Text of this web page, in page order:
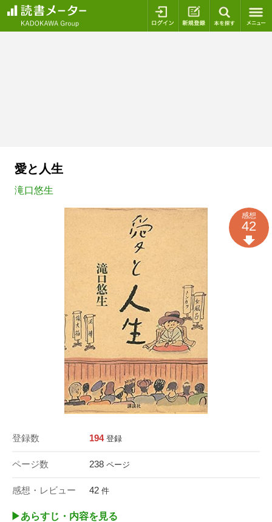
ログイン 新規登録
愛と人生
滝口悠生
登録数 194 登録
ページ数 238 ページ
感想・レビュー 42 件
感想
42
▶︎あらすじ・内容を見る